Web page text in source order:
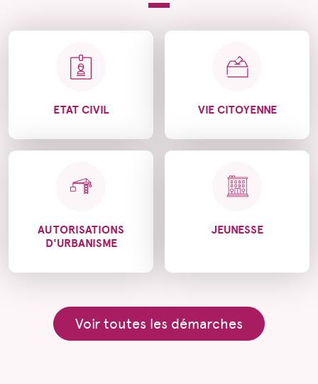
ETAT CIVIL VIE CITOYENNE
AUTORISATIONS
D'URBANISME
JEUNESSE
Voir toutes les démarches